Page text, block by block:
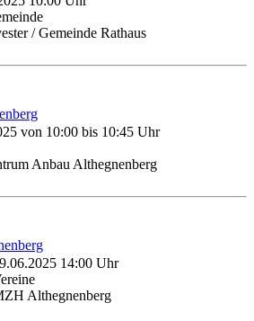
/ Gemeinde Rathaus
von 10:00 bis 10:45 Uhr
Anbau Althegnenberg
14:00 Uhr
Althegnenberg